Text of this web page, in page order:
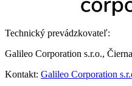
Technický prevádzkovateľ:
Galileo Corporation s.r.o.,
Kontakt: Galileo Corporation